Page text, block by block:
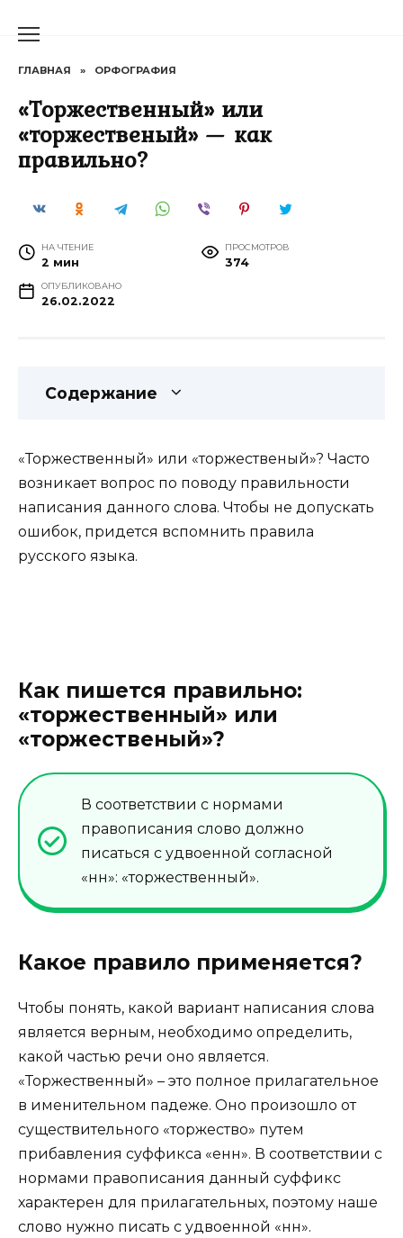
ГЛАВНАЯ » ОРФОГРАФИЯ
«Торжественный» или
«торжественый» — как
правильно?
НА ЧТЕНИЕ
2 мин
ПРОСМОТРОВ
374
ОПУБЛИКОВАНО
26.02.2022
Содержание
«Торжественный» или «торжественый»? Часто
возникает вопрос по поводу правильности
написания данного слова. Чтобы не допускать
ошибок, придется вспомнить правила
русского языка.
Как пишется правильно:
«торжественный» или
«торжественый»?
В соответствии с нормами
правописания слово должно
писаться с удвоенной согласной
«нн»: «торжественный».
Какое правило применяется?
Чтобы понять, какой вариант написания слова
является верным, необходимо определить,
какой частью речи оно является.
«Торжественный» – это полное прилагательное
в именительном падеже. Оно произошло от
существительного «торжество» путем
прибавления суффикса «енн». В соответствии с
нормами правописания данный суффикс
характерен для прилагательных, поэтому наше
слово нужно писать с удвоенной «нн».